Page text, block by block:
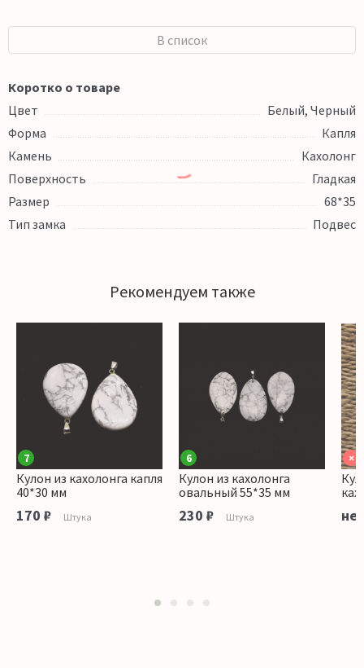
В список
Коротко о товаре
Цвет
Белый, Черный
Форма
Капля
Камень
Кахолонг
Поверхность
Гладкая
Размер
68*35
Тип замка
Подвес
Рекомендуем также
7
Кулон из кахолонга капля
40*30 мм
170 ₽ Штука
6
Кулон из кахолонга
овальный 55*35 мм
230 ₽ Штука
×